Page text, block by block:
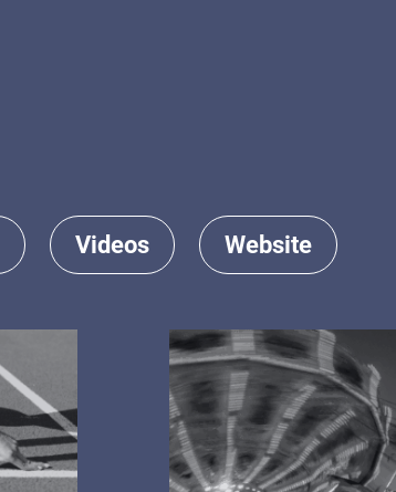
Videos Website